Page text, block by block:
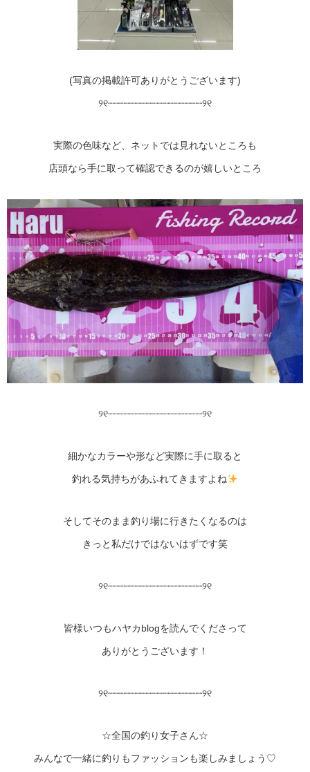
(写真の掲載許可ありがとうございます)
୨୧┈┈┈┈┈┈┈┈┈┈┈┈┈┈┈┈┈୨୧
実際の色味など、ネットでは見れないところも
店頭なら手に取って確認できるのが嬉しいところ
୨୧┈┈┈┈┈┈┈┈┈┈┈┈┈┈┈┈┈୨୧
細かなカラーや形など実際に手に取ると
釣れる気持ちがあふれてきますよね
そしてそのまま釣り場に行きたくなるのは
きっと私だけではないはずです笑
୨୧┈┈┈┈┈┈┈┈┈┈┈┈┈┈┈┈┈୨୧
皆様いつもハヤカblogを読んでくださって
ありがとうございます！
୨୧┈┈┈┈┈┈┈┈┈┈┈┈┈┈┈┈┈୨୧
☆全国の釣り女子さん☆
みんなで一緒に釣りもファッションも楽しみましょう♡